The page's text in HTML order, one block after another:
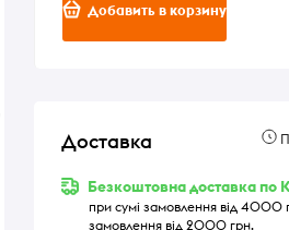
Добавить в корзину
Доставка
Безкоштовна доставка по
при сумі замовлення від 4000
замовлення від 2000 грн.